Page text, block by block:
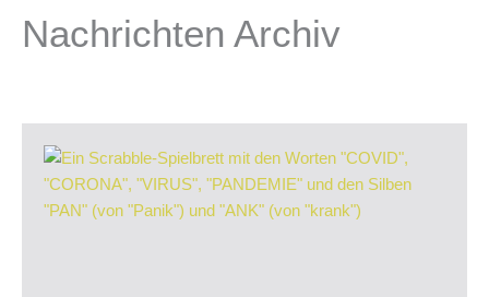
Nachrichten Archiv